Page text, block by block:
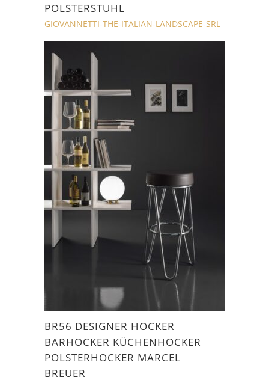
POLSTERSTUHL
GIOVANNETTI-THE-ITALIAN-LANDSCAPE-SRL
BR56 DESIGNER HOCKER
BARHOCKER KÜCHENHOCKER
POLSTERHOCKER MARCEL
BREUER